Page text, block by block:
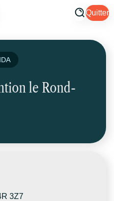
Quitter
le Rond-
3Z7